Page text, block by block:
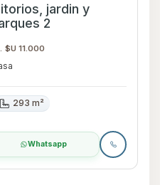
jardin y
2
$U 11.000
293 m²
Whatsapp